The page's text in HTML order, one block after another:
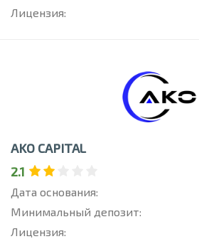
Лицензия:
AKO CAPITAL
2.1
Дата основания:
Минимальный депозит:
Лицензия: